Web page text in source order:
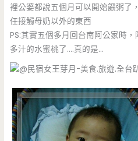
裡公婆都說五個月可以開始餵粥了
任接觸母奶以外的東西
PS:其實五個多月回台南阿公家時
多汁的水蜜桃了….真的是…